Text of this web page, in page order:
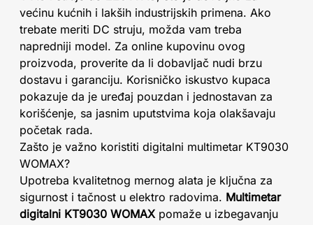
većinu kućnih i lakših industrijskih primena. Ako
trebate meriti DC struju, možda vam treba
napredniji model. Za online kupovinu ovog
proizvoda, proverite da li dobavljač nudi brzu
dostavu i garanciju. Korisničko iskustvo kupaca
pokazuje da je uređaj pouzdan i jednostavan za
korišćenje, sa jasnim uputstvima koja olakšavaju
početak rada.
Zašto je važno koristiti digitalni multimetar KT9030
WOMAX?
Upotreba kvalitetnog mernog alata je ključna za
sigurnost i tačnost u elektro radovima. Multimetar
digitalni KT9030 WOMAXpomaže u izbegavanju